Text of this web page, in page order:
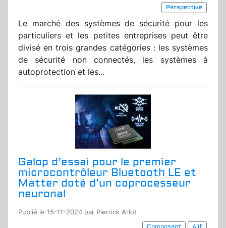
Perspective
Le marché des systèmes de sécurité pour les
particuliers et les petites entreprises peut être
divisé en trois grandes catégories : les systèmes
de sécurité non connectés, les systèmes à
autoprotection et les...
Galop d’essai pour le premier
microcontrôleur Bluetooth LE et
Matter doté d’un coprocesseur
neuronal
Publié le 15-11-2024 par Pierrick Arlot